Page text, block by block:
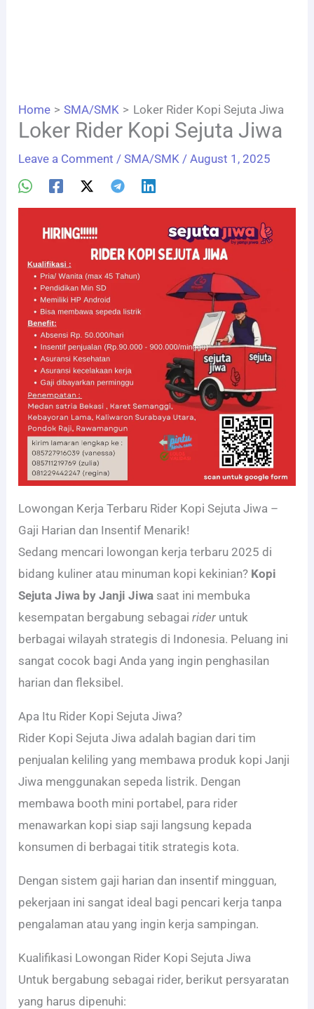
Home SMA/SMK Loker Rider Kopi Sejuta Jiwa
Loker Rider Kopi Sejuta Jiwa
Leave a Comment /SMA/SMK /August 1, 2025
Lowongan Kerja Terbaru Rider Kopi Sejuta Jiwa –
Gaji Harian dan Insentif Menarik!
Sedang mencari lowongan kerja terbaru 2025 di
bidang kuliner atau minuman kopi kekinian? Kopi
Sejuta Jiwa by Janji Jiwa saat ini membuka
kesempatan bergabung sebagairider untuk
berbagai wilayah strategis di Indonesia. Peluang ini
sangat cocok bagi Anda yang ingin penghasilan
harian dan fleksibel.
Apa Itu Rider Kopi Sejuta Jiwa?
Rider Kopi Sejuta Jiwa adalah bagian dari tim
penjualan keliling yang membawa produk kopi Janji
Jiwa menggunakan sepeda listrik. Dengan
membawa booth mini portabel, para rider
menawarkan kopi siap saji langsung kepada
konsumen di berbagai titik strategis kota.
Dengan sistem gaji harian dan insentif mingguan,
pekerjaan ini sangat ideal bagi pencari kerja tanpa
pengalaman atau yang ingin kerja sampingan.
Kualifikasi Lowongan Rider Kopi Sejuta Jiwa
Untuk bergabung sebagai rider, berikut persyaratan
yang harus dipenuhi: